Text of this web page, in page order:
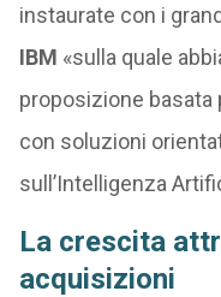
instaurate con i
IBM «sulla quale
proposizione basata
con soluzioni
sull’Intelligenza
La crescita
acquisizioni